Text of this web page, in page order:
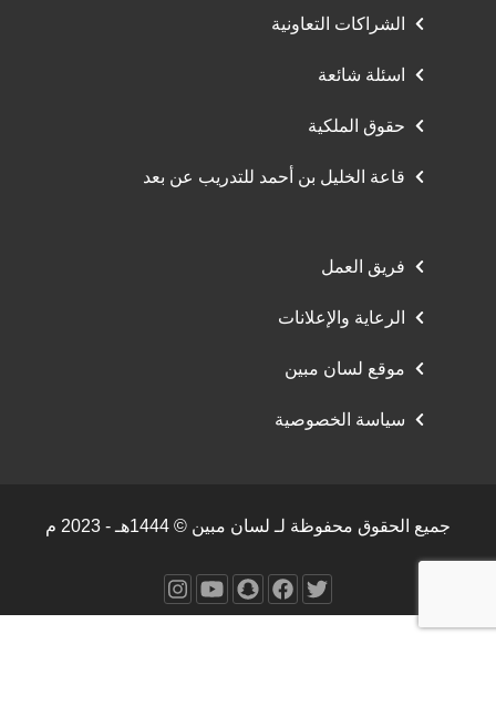
الشراكات التعاونية
اسئلة شائعة
حقوق الملكية
قاعة الخليل بن أحمد للتدريب عن بعد
فريق العمل
الرعاية والإعلانات
موقع لسان مبين
سياسة الخصوصية
جميع الحقوق محفوظة لـ لسان مبين © 1444هـ - 2023 م